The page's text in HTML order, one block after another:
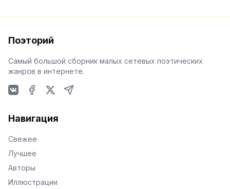
Поэторий
Самый большой сборник малых сетевых поэтических
жанров в интернете.
Навигация
Свежее
Лучшее
Авторы
Иллюстрации